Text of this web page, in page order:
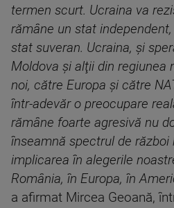
termen scurt. Ucraina va
rămâne un stat
stat suveran. Ucraina, şi
Moldova şi alţii din regiunea
noi, către Europa şi către
într-adevăr o preocupare
rămâne foarte agresivă nu
înseamnă spectrul de război
implicarea în alegerile
România, în Europa, în
a afirmat Mircea Geoană,